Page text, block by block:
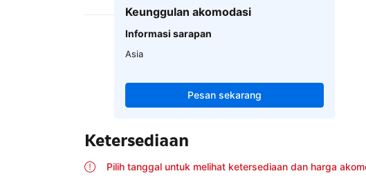
Keunggulan akomodasi
Informasi sarapan
Asia
Pesan sekarang
Ketersediaan
Pilih tanggal untuk melihat ketersediaan dan harga